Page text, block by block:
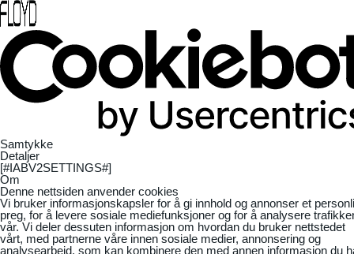
Samtykke
Detaljer
[#IABV2SETTINGS#]
Om
Denne nettsiden anvender cookies
Vi bruker informasjonskapsler for å gi innhold og annonser et
preg, for å levere sosiale mediefunksjoner og for å analysere
vår. Vi deler dessuten informasjon om hvordan du bruker nettstedet
vårt, med partnerne våre innen sosiale medier, annonsering og
analysearbeid, som kan kombinere den med annen informasjon du